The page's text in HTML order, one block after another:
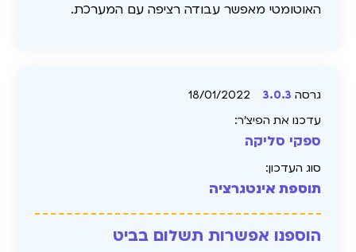
האוטומטי מאפשר עבודה רציפה עם המערכת.
גרסה 3.0.3
18/01/2022
עדכנו את הפיצ׳ר:
ספקי סליקה
סוג העדכון:
תוספת אינטגרציה
הוספנו אפשרות תשלום בביט